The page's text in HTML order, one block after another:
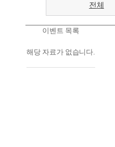
전체
이벤트 목록
해당 자료가 없습니다.